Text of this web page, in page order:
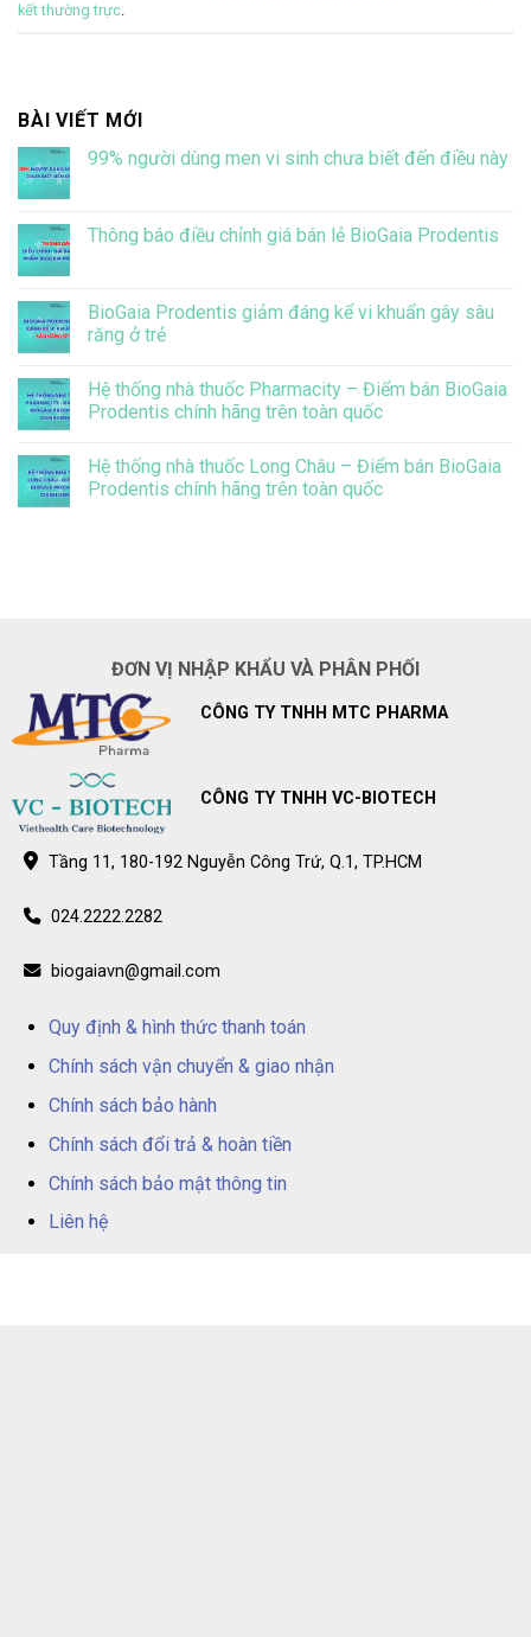
kết thường trực.
BÀI VIẾT MỚI
99% người dùng men vi sinh chưa biết đến điều này
luận
ở
men
vi
sinh
đến
điều
này
Thông báo điều chỉnh giá bán lẻ BioGaia Prodentis
luận
ở
Thông
chỉnh
giá
bán
Prodentis
BioGaia Prodentis giảm đáng kể vi khuẩn gây sâu
răng ở trẻ
bình
luận
ở
giảm
đáng
kể
Hệ thống nhà thuốc Pharmacity – Điểm bán BioGaia
Prodentis chính hãng trên toàn quốc
bình
luận
ở
chính
trên
toàn
quốc
Hệ thống nhà thuốc Long Châu – Điểm bán BioGaia
Prodentis chính hãng trên toàn quốc
Châu
Điểm
BioGaia
Prodentis
chính
hãng
trên
toàn
quốc
ĐƠN VỊ NHẬP KHẨU VÀ PHÂN PHỐI
CÔNG TY TNHH MTC PHARMA
CÔNG TY TNHH VC-BIOTECH
Tầng 11, 180-192 Nguyễn Công Trứ, Q.1, TP.HCM
024.2222.2282
biogaiavn@gmail.com
Quy định & hình thức thanh toán
Chính sách vận chuyển & giao nhận
Chính sách bảo hành
Chính sách đổi trả & hoàn tiền
Chính sách bảo mật thông tin
Liên hệ